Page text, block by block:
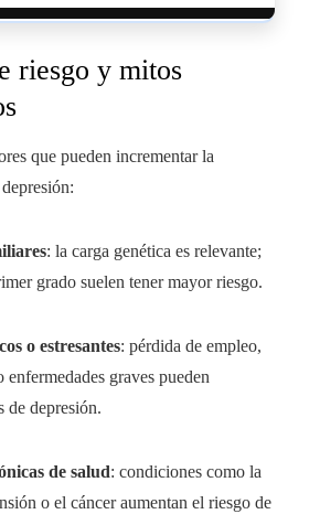
riesgo y mitos
que pueden incrementar la
: la carga genética es relevante;
grado suelen tener mayor riesgo.
o estresantes: pérdida de empleo,
enfermedades graves pueden
de depresión.
de salud: condiciones como la
o el cáncer aumentan el riesgo de